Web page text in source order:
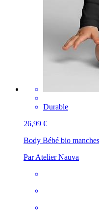
Durable
26,99 €
Body Bébé bio
Par Atelier Nauva